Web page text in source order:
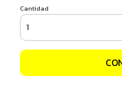
Cantidad